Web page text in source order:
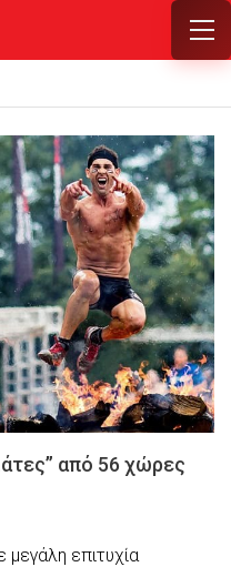
από 56 χώρες
επιτυχία